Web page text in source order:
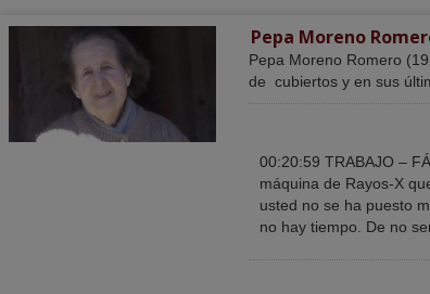
Pepa Moreno
Pepa Moreno Romero
de cubiertos y en sus
00:20:59 TRABAJO –
máquina de Rayos-X
usted no se ha puesto
no hay tiempo. De no